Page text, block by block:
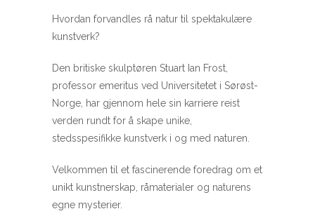
Hvordan forvandles rå natur til spektakulære
kunstverk?
Den britiske skulptøren Stuart Ian Frost,
professor emeritus ved Universitetet i Sørøst-
Norge, har gjennom hele sin karriere reist
verden rundt for å skape unike,
stedsspesifikke kunstverk i og med naturen.
Velkommen til et fascinerende foredrag om et
unikt kunstnerskap, råmaterialer og naturens
egne mysterier.